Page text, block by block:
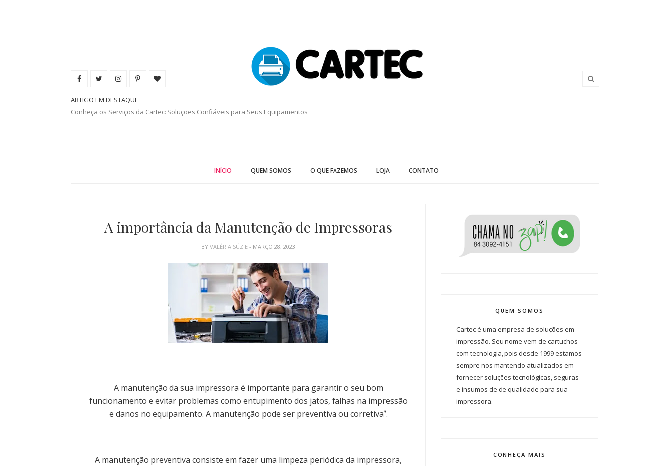
ARTIGO EM DESTAQUE
Conheça os Serviços da Cartec: Soluções Confiáveis para Seus Equipamentos
INÍCIO QUEM SOMOS O QUE FAZEMOS LOJA CONTATO
A importância da Manutenção de Impressoras
BYVALÉRIA SÚZIE- MARÇO 28, 2023
A manutenção da sua impressora é importante para garantir o seu bom
funcionamento e evitar problemas como entupimento dos jatos, falhas na impressão
e danos no equipamento. A manutenção pode ser preventiva ou corretiva³.
A manutenção preventiva consiste em fazer uma limpeza periódica da impressora,
QUEM SOMOS
Cartec é uma empresa de soluções em
impressão. Seu nome vem de cartuchos
com tecnologia, pois desde 1999 estamos
sempre nos mantendo atualizados em
fornecer soluções tecnológicas, seguras
e insumos de de qualidade para sua
impressora.
CONHEÇA MAIS